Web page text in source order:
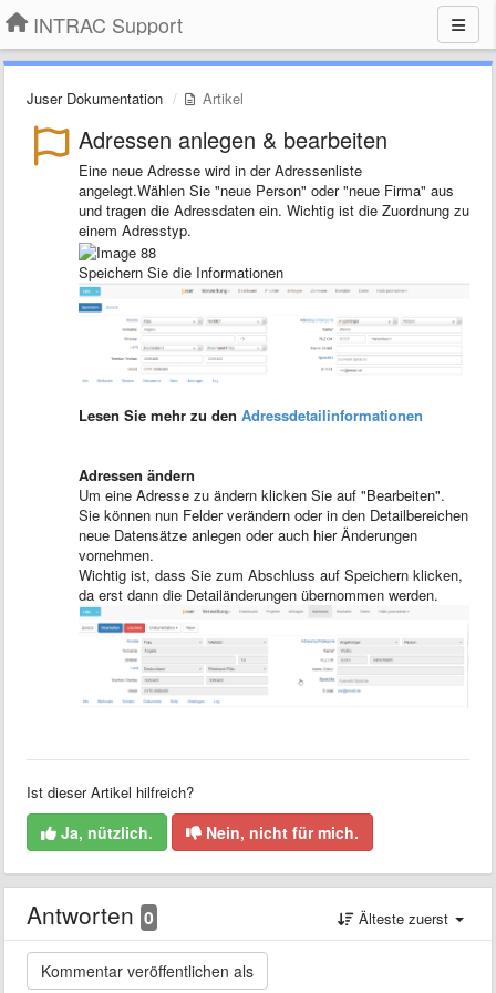
INTRAC Support
Juser Dokumentation Artikel
Adressen anlegen & bearbeiten
Eine neue Adresse wird in der Adressenliste
angelegt.Wählen Sie "neue Person" oder "neue Firma" aus
und tragen die Adressdaten ein. Wichtig ist die Zuordnung zu
einem Adresstyp.
Speichern Sie die Informationen
Lesen Sie mehr zu den Adressdetailinformationen
Adressen ändern
Um eine Adresse zu ändern klicken Sie auf "Bearbeiten".
Sie können nun Felder verändern oder in den Detailbereichen
neue Datensätze anlegen oder auch hier Änderungen
vornehmen.
Wichtig ist, dass Sie zum Abschluss auf Speichern klicken,
da erst dann die Detailänderungen übernommen werden.
Ist dieser Artikel hilfreich?
Ja, nützlich. Nein, nicht für mich.
Antworten 0 Älteste zuerst